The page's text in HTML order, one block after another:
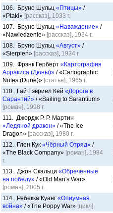
106. Бруно Шульц «Птицы» /
«Ptaki» [рассказ], 1933 г.
107. Бруно Шульц «Наваждение» /
«Nawiedzenie» [рассказ], 1934 г.
108. Бруно Шульц «Август» /
«Sierpień» [рассказ], 1934 г.
109. Фрэнк Герберт «Картография
Арракиса (Дюны)» / «Cartographic
Notes (Dune)» [статья], 1965 г.
110. Гай Гэвриел Кей «Дорога в
Сарантий» / «Sailing to Sarantium»
[роман], 1998 г.
111. Джордж Р. Р. Мартин
«Ледяной дракон» / «The Ice
Dragon» [рассказ], 1980 г.
112. Глен Кук «Чёрный Отряд» /
«The Black Company» [роман], 1984
г.
113. Джон Скальци «Обречённые
на победу» / «Old Man's War»
[роман], 2005 г.
114. Ребекка Куанг «Опиумная
война» / «The Poppy War» [цикл]